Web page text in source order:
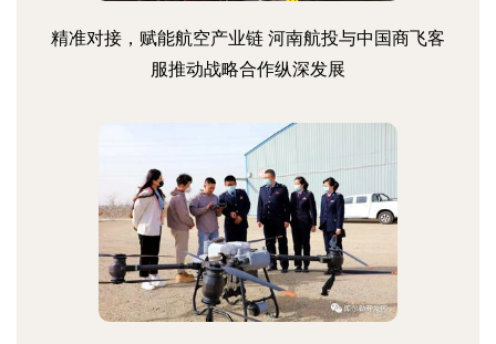
精准对接，赋能航空产业链 河南航投与中国商飞客
服推动战略合作纵深发展